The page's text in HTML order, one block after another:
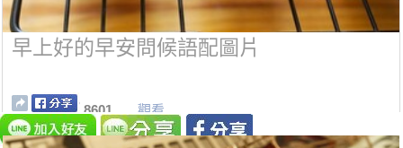
早上好的早安問候語配圖片
8601 觀看